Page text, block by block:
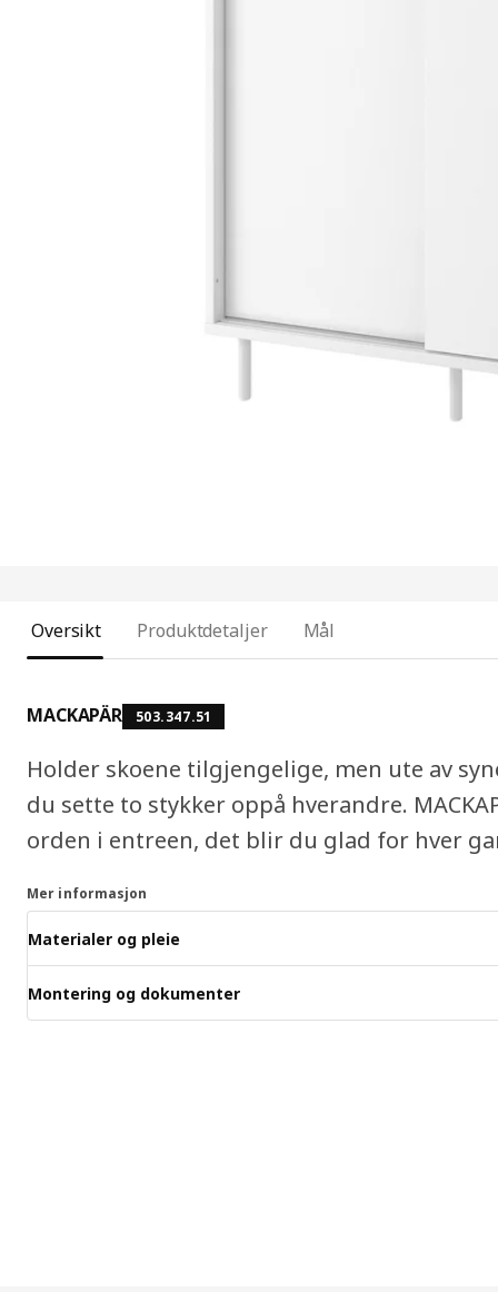
Oversikt Produktdetaljer Mål
MACKAPÄR 503.347.51
Holder skoene tilgjengelige, men ute av
du sette to stykker oppå hverandre.
orden i entreen, det blir du glad for hver
Mer informasjon
Materialer og pleie
Montering og dokumenter